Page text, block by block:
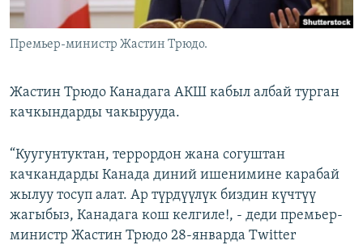
ЭЕ/АРнун бардык сайттары
Премьер-министр Жастин Трюдо.
Жастин Трюдо Канадага АКШ кабыл албай турган
качкындарды чакырууда.
“Куугунтуктан, террордон жана согуштан
качкандарды Канада диний ишенимине карабай
жылуу тосуп алат. Ар түрдүүлүк биздин күчтүү
жагыбыз, Канадага кош келгиле!, - деди премьер-
министр Жастин Трюдо 28-январда Twitter